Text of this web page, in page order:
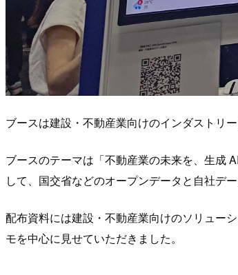
ブースは建設・不動産業向けのインダストリ
ブースのテーマは「不動産業の未来を、生成
して、国交省などのオープンデータと自社デ
配布資料には建設・不動産業向けのソリュー
モを中心に見せていただきました。